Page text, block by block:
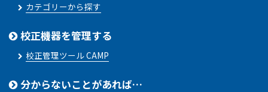
カテゴリーから探す
校正機器を管理する
校正管理ツール CAMP
分からないことがあれば…